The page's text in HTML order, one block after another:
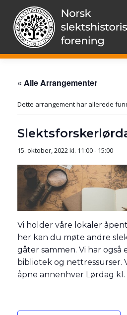
videre
innholdet
« Alle Arrangementer
Dette arrangement har allerede
15. oktober, 2022 kl. 11:00- 15:00
Vi holder våre lokaler
her kan du møte andre
gåter sammen. Vi har også
bibliotek og nettressurser.
åpne annenhver Lørdag kl.